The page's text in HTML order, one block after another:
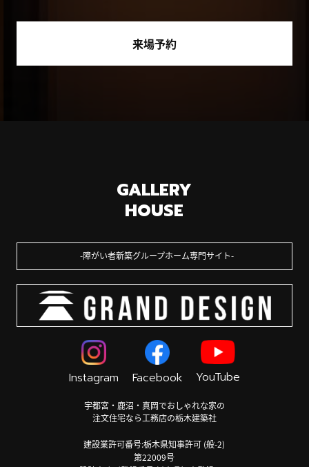
来場予約
GALLERY
HOUSE
障がい者新築グループホーム専門サイト
Instagram Facebook YouTube
宇都宮・鹿沼・真岡でおしゃれな家の
注文住宅なら工務店の栃木建築社
建設業許可番号:栃木県知事許可 (般-2)
第22009号